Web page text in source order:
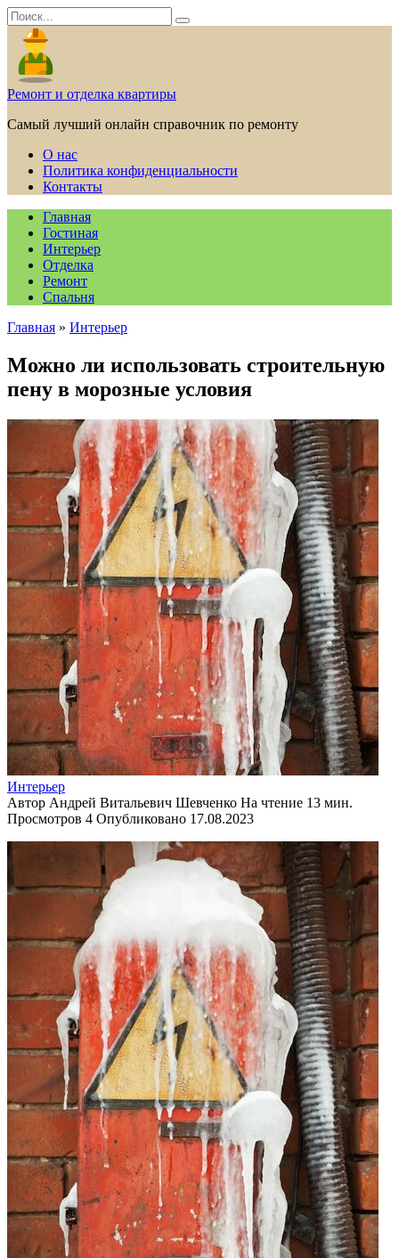
Перейти
к
содержанию
Search
for:
Ремонт и отделка квартиры
Самый лучший онлайн справочник по ремонту
О нас
Политика конфиденциальности
Контакты
Главная
Гостиная
Интерьер
Отделка
Ремонт
Спальня
Главная » Интерьер
Можно ли использовать строительную
пену в морозные условия
Интерьер
Автор Андрей Витальевич Шевченко На чтение 13 мин.
Просмотров 4 Опубликовано 17.08.2023